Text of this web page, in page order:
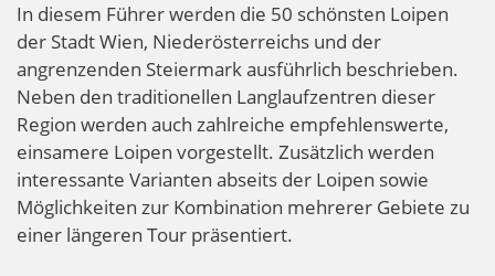
In diesem Führer werden die 50 schönsten Loipen
der Stadt Wien, Niederösterreichs und der
angrenzenden Steiermark ausführlich beschrieben.
Neben den traditionellen Langlaufzentren dieser
Region werden auch zahlreiche empfehlenswerte,
einsamere Loipen vorgestellt. Zusätzlich werden
interessante Varianten abseits der Loipen sowie
Möglichkeiten zur Kombination mehrerer Gebiete zu
einer längeren Tour präsentiert.